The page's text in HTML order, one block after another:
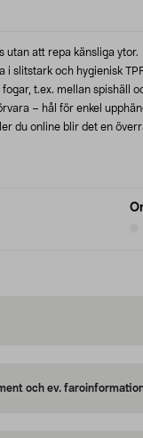
utan att repa känsliga ytor.
i slitstark och hygienisk
t.ex. mellan spishäll
– hål för enkel
du online blir det en
och ev.